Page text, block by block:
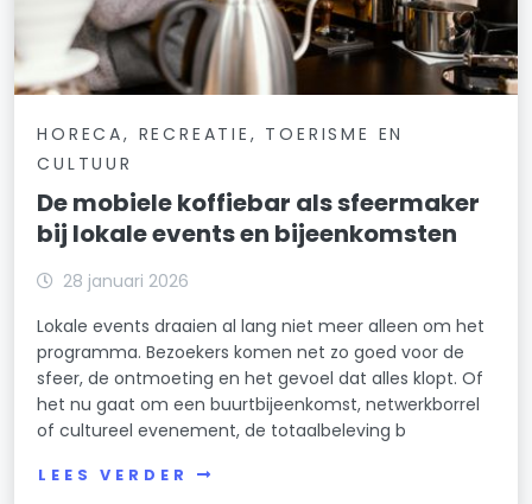
HORECA, RECREATIE, TOERISME EN
CULTUUR
De mobiele koffiebar als sfeermaker
bij lokale events en bijeenkomsten
28 januari 2026
Lokale events draaien al lang niet meer alleen om het
programma. Bezoekers komen net zo goed voor de
sfeer, de ontmoeting en het gevoel dat alles klopt. Of
het nu gaat om een buurtbijeenkomst, netwerkborrel
of cultureel evenement, de totaalbeleving b
LEES VERDER